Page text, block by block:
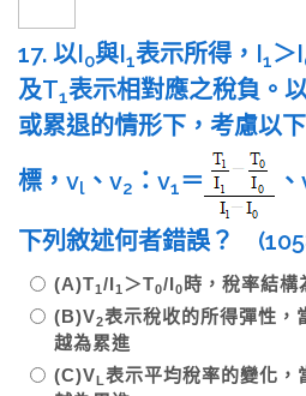
17. 以I0與I1表示所得，I1＞I
及T1表示相對應之稅負。
或累退的情形下，考慮以
標，vl 、v2 ：v1＝
下列敘述何者錯誤？
(A)T1/I1 ＞T0/I0 時，稅率結構
(B)V2表示稅收的所得彈性，
越為累進
(C)VL表示平均稅率的變化，